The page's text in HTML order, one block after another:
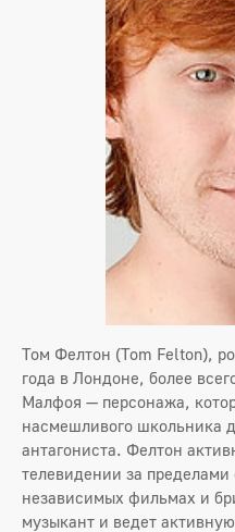
Том Фелтон (Tom Felton),
года в Лондоне, более
Малфоя — персонажа,
насмешливого школьника
антагониста. Фелтон
телевидении за
независимых фильмах и
музыкант и ведет